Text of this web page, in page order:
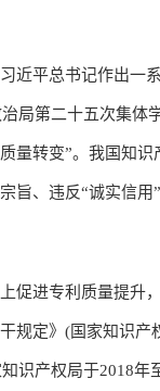
平总书记作出一
局第二十五次集体
量转变”。我国知
旨、违反“诚实信
进专利质量提升
规定》(国家知识
识产权局于2018